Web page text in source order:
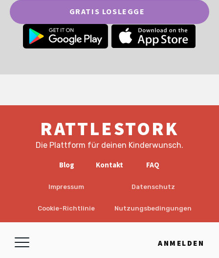
ANMELDEN
GRATIS LOSLEGGE
RATTLESTORK
Die Plattform für deinen Kinderwunsch.
Blog Kontakt FAQ
Impressum Datenschutz
Cookie-Richtlinie Nutzungsbedingungen